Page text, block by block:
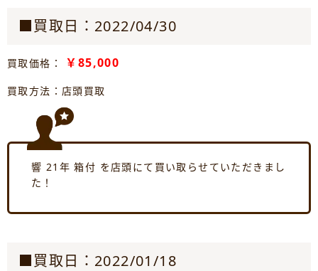
■買取日：2022/04/30
買取価格： ￥85,000
買取方法：店頭買取
響 21年 箱付 を店頭にて買い取らせていただきまし
た！
■買取日：2022/01/18